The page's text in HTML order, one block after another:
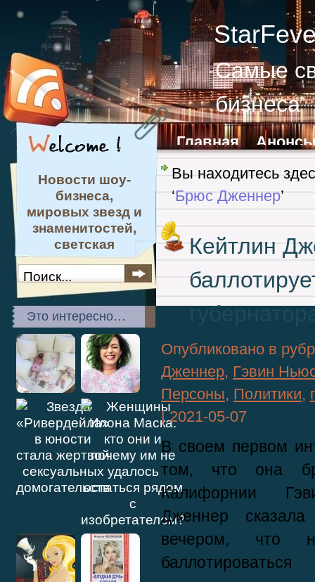
Самые
бизнеса
Главная
Обратная связь
Новости шоу-
бизнеса,
мировых звезд и
знаменитостей,
светская
хроника и мода
Это интересно…
Вы находитесь
‘Брюс Дженнер’
Кейтлин
Опубликовано в
Дженнер, Гэвин
Персоны, Политики,
|2021-05-07
В своем первом
том, что она
Калифорнии
Дженнер
вечером, что